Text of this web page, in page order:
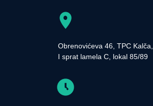
Obrenovićeva 46, TPC Kalča,
I sprat lamela C, lokal 85/89